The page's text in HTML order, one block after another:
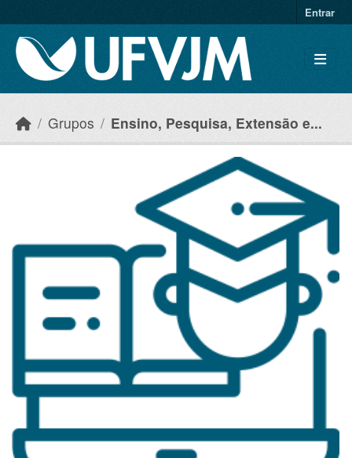
Entrar
Grupos Ensino, Pesquisa, Extensão e...